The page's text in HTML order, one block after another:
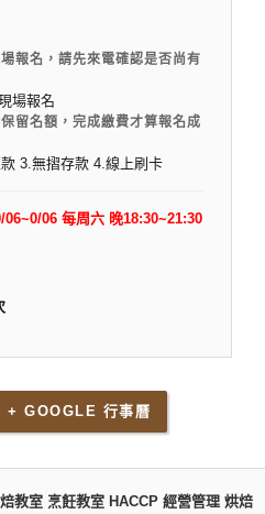
報名，請先來電確認是否尚有
場報名
留名額，完成繳費才算報名成
3.無摺存款 4.線上刷卡
06 每周六 晚18:30~21:30
+ GOOGLE 行事曆
教室 烹飪教室 HACCP 經營管理 烘焙